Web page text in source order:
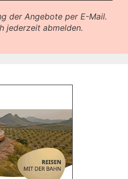
der Angebote per E-Mail.
jederzeit abmelden.